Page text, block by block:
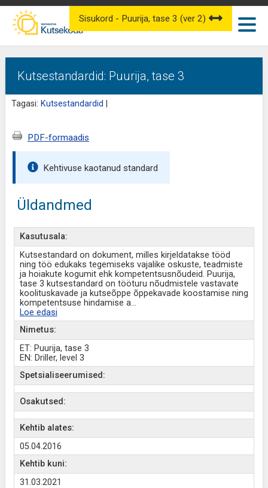
Kutsestandardid: Puurija, tase 3
Tagasi: Kutsestandardid
Sisukord - Puurija, tase 3 (ver 2)
PDF-formaadis
Kehtivuse kaotanud standard
Üldandmed
Kasutusala:
Kutsestandard on dokument, milles kirjeldatakse tööd
ning töö edukaks tegemiseks vajalike oskuste, teadmiste
ja hoiakute kogumit ehk kompetentsusnõudeid. Puurija,
tase 3 kutsestandard on tööturu nõudmistele vastavate
koolituskavade ja kutseõppe õppekavade koostamise ning
kompetentsuse hindamise a...
Loe edasi
Nimetus:
ET: Puurija, tase 3
EN: Driller, level 3
Spetsialiseerumised:
Osakutsed:
Kehtib alates:
05.04.2016
Kehtib kuni:
31.03.2021